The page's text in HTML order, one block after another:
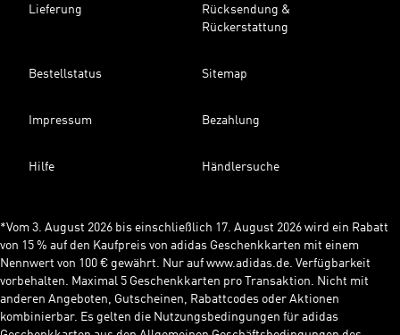
Lieferung
Rücksendung &
Rückerstattung
Bestellstatus Sitemap
Impressum Bezahlung
Hilfe Händlersuche
*Vom 3. August 2026 bis einschließlich 17. August 2026 wird ein Rabatt
von 15 % auf den Kaufpreis von adidas Geschenkkarten mit einem
Nennwert von 100 € gewährt. Nur auf www.adidas.de. Verfügbarkeit
vorbehalten. Maximal 5 Geschenkkarten pro Transaktion. Nicht mit
anderen Angeboten, Gutscheinen, Rabattcodes oder Aktionen
kombinierbar. Es gelten die Nutzungsbedingungen für adidas